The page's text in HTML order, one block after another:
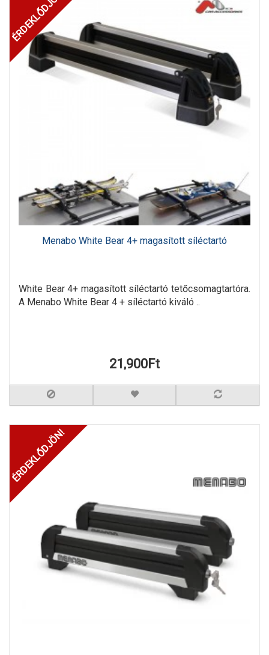
ÉRDEKLŐDJÖN!
Menabo White Bear 4+ magasított síléctartó
White Bear 4+ magasított síléctartó tetőcsomagtartóra.
A Menabo White Bear 4 + síléctartó kiváló ..
21,900Ft
ÉRDEKLŐDJÖN!